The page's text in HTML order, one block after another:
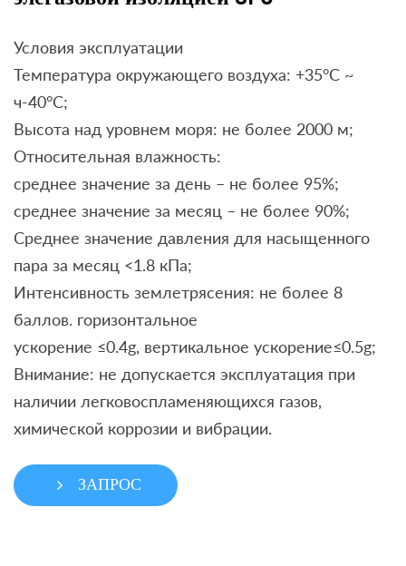
Условия эксплуатации
Температура окружающего воздуха: +35°С ~
ч-40°С;
Высота над уровнем моря: не более 2000 м;
Относительная влажность:
среднее значение за день – не более 95%;
среднее значение за месяц – не более 90%;
Среднее значение давления для насыщенного
пара за месяц <1.8 кПа;
Интенсивность землетрясения: не более 8
баллов. горизонтальное
ускорение ≤0.4g, вертикальное ускорение≤0.5g;
Внимание: не допускается эксплуатация при
наличии легковоспламеняющихся газов,
химической коррозии и вибрации.
ЗАПРОС